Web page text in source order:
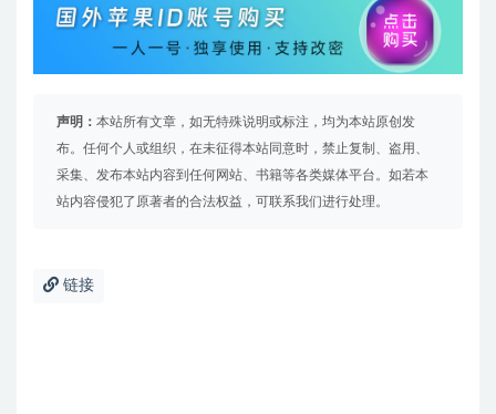
声明： 本站所有文章，如无特殊说明或标注，均为本站原创发
布。任何个人或组织，在未征得本站同意时，禁止复制、盗用、
采集、发布本站内容到任何网站、书籍等各类媒体平台。如若本
站内容侵犯了原著者的合法权益，可联系我们进行处理。
链接